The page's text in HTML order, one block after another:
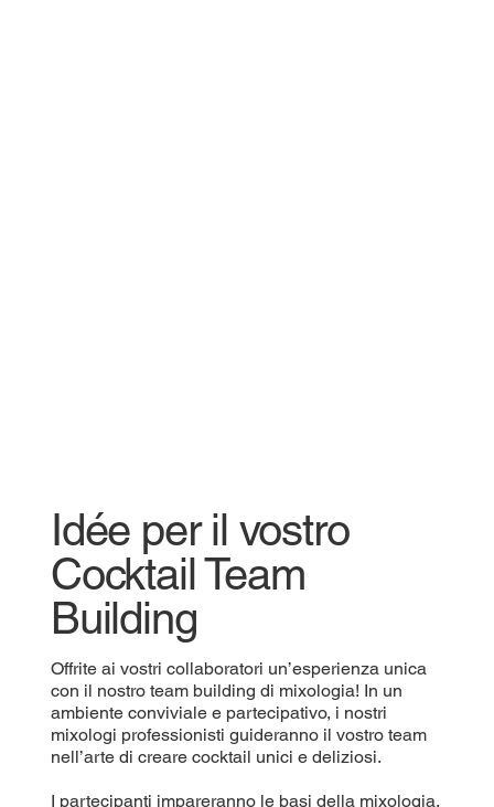
Idée per il vostro
Cocktail Team
Building
Offrite ai vostri collaboratori un’esperienza unica
con il nostro team building di mixologia! In un
ambiente conviviale e partecipativo, i nostri
mixologi professionisti guideranno il vostro team
nell’arte di creare cocktail unici e deliziosi.
I partecipanti impareranno le basi della mixologia,